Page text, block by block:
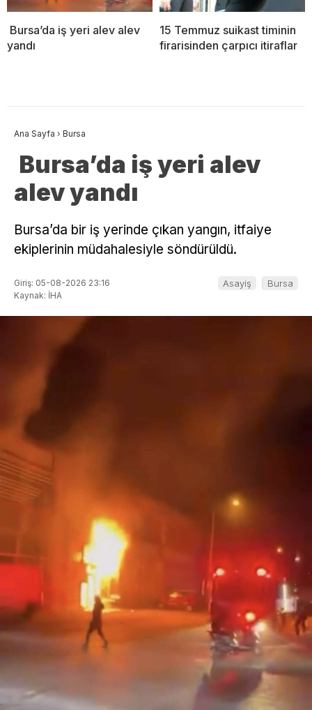
Bursa’da iş yeri alev alev
yandı
15 Temmuz suikast timinin
firarisinden çarpıcı itiraflar
Ana Sayfa › Bursa
Bursa’da iş yeri alev
alev yandı
Bursa’da bir iş yerinde çıkan yangın, itfaiye
ekiplerinin müdahalesiyle söndürüldü.
Giriş: 05-08-2026 23:16
Kaynak: İHA
Asayiş Bursa